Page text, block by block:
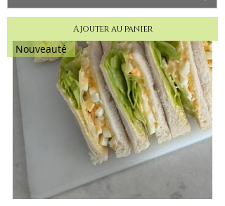
Ajouter au panier
Nouveauté